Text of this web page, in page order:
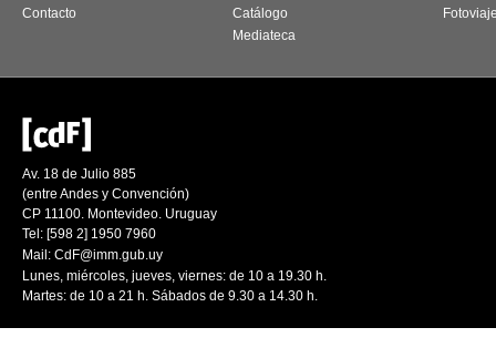
Contacto
Catálogo
Mediateca
Av. 18 de Julio 885
(entre Andes y Convención)
CP 11100. Montevideo. Uruguay
Tel: [598 2] 1950 7960
Mail: CdF@imm.gub.uy
Lunes, miércoles, jueves, viernes: de 10 a 19.30 h.
Martes: de 10 a 21 h. Sábados de 9.30 a 14.30 h.